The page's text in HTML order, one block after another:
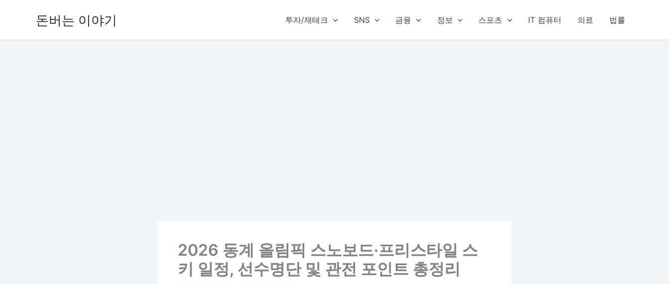
돈버는 이야기 투자/재테크 SNS 금융 정보 스포츠 IT 컴퓨터 의료 법률
2026 동계 올림픽 스노보드·프리스타일 스
키 일정, 선수명단 및 관전 포인트 총정리